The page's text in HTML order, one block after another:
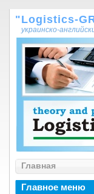
"Logistics-
украинско-
Главная
Главное меню